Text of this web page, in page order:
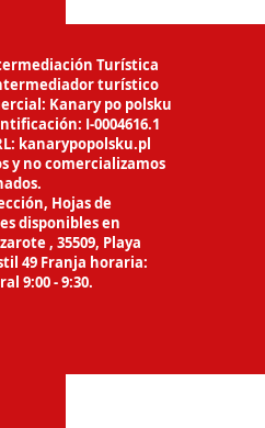
Turística
turístico
Kanary po polsku
I-0004616.1
kanarypopolsku.pl
y no comercializamos
Hojas de
disponibles en
, 35509, Playa
49 Franja horaria:
9:00 - 9:30.